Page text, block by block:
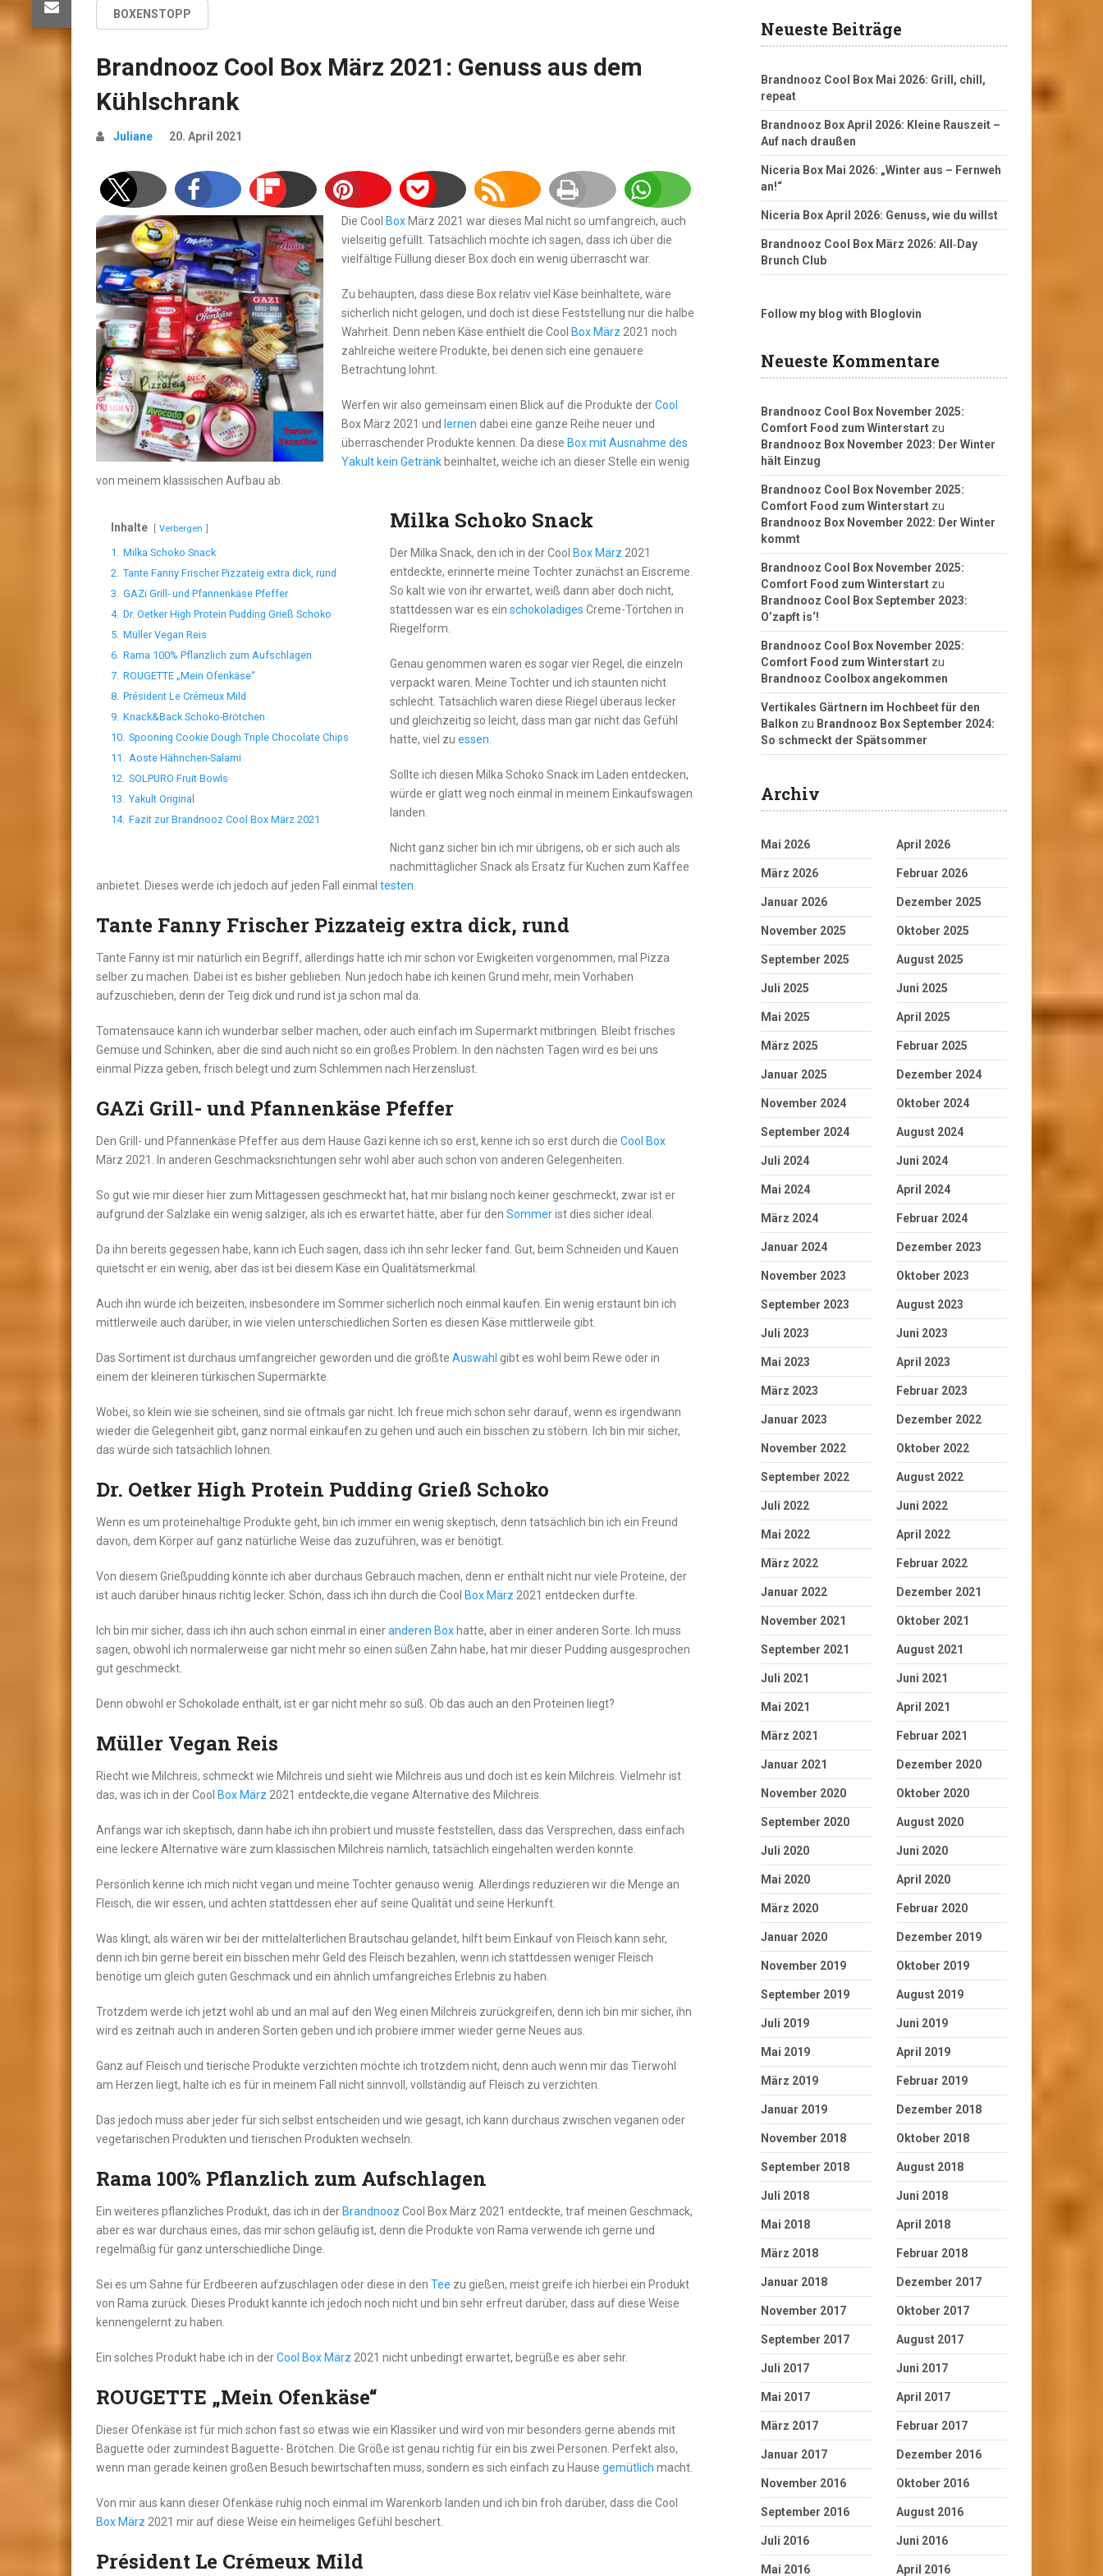
BOXENSTOPP
Brandnooz Cool Box März 2021: Genuss aus dem
Kühlschrank
Juliane 20. April 2021
Die Cool BoxMärz 2021 war dieses Mal nicht so umfangreich, auch
vielseitig gefüllt. Tatsächlich möchte ich sagen, dass ich über die
vielfältige Füllung dieser Box doch ein wenig überrascht war.
Zu behaupten, dass diese Box relativ viel Käse beinhaltete, wäre
sicherlich nicht gelogen, und doch ist diese Feststellung nur die halbe
Wahrheit. Denn neben Käse enthielt die Cool Box März 2021 noch
zahlreiche weitere Produkte, bei denen sich eine genauere
Betrachtung lohnt.
Werfen wir also gemeinsam einen Blick auf die Produkte derCool
Box März 2021 und lernen dabei eine ganze Reihe neuer und
überraschender Produkte kennen. Da diese Box mit Ausnahme des
Yakult kein Getränkbeinhaltet, weiche ich an dieser Stelle ein wenig
von meinem klassischen Aufbau ab.
Inhalte Verbergen
1. Milka Schoko Snack
2. Tante Fanny Frischer Pizzateig extra dick, rund
3. GAZi Grill- und Pfannenkäse Pfeffer
4. Dr. Oetker High Protein Pudding Grieß Schoko
5. Müller Vegan Reis
6. Rama 100% Pflanzlich zum Aufschlagen
7. ROUGETTE „Mein Ofenkäse“
8. Président Le Crémeux Mild
9. Knack&Back Schoko-Brötchen
10. Spooning Cookie Dough Triple Chocolate Chips
11. Aoste Hähnchen-Salami
12. SOLPURO Fruit Bowls
13. Yakult Original
14. Fazit zur Brandnooz Cool Box März 2021
Milka Schoko Snack
Der Milka Snack, den ich in der Cool Box März 2021
entdeckte, erinnerte meine Tochter zunächst an Eiscreme.
So kalt wie von ihr erwartet, weiß dann aber doch nicht,
stattdessen war es ein schokoladiges Creme-Törtchen in
Riegelform.
Genau genommen waren es sogar vier Regel, die einzeln
verpackt waren. Meine Tochter und ich staunten nicht
schlecht. Tatsächlich waren diese Riegel überaus lecker
und gleichzeitig so leicht, dass man gar nicht das Gefühl
hatte, viel zu essen
Sollte ich diesen Milka Schoko Snack im Laden entdecken,
würde er glatt weg noch einmal in meinem Einkaufswagen
landen.
Nicht ganz sicher bin ich mir übrigens, ob er sich auch als
nachmittäglicher Snack als Ersatz für Kuchen zum Kaffee
anbietet. Dieses werde ich jedoch auf jeden Fall einmal testen
Tante Fanny Frischer Pizzateig extra dick, rund
Tante Fanny ist mir natürlich ein Begriff, allerdings hatte ich mir schon vor Ewigkeiten vorgenommen, mal Pizza
selber zu machen. Dabei ist es bisher geblieben. Nun jedoch habe ich keinen Grund mehr, mein Vorhaben
aufzuschieben, denn der Teig dick und rund ist ja schon mal da.
Tomatensauce kann ich wunderbar selber machen, oder auch einfach im Supermarkt mitbringen. Bleibt frisches
Gemüse und Schinken, aber die sind auch nicht so ein großes Problem. In den nächsten Tagen wird es bei uns
einmal Pizza geben, frisch belegt und zum Schlemmen nach Herzenslust.
GAZi Grill- und Pfannenkäse Pfeffer
Den Grill- und Pfannenkäse Pfeffer aus dem Hause Gazi kenne ich so erst, kenne ich so erst durch die Cool Box
März 2021. In anderen Geschmacksrichtungen sehr wohl aber auch schon von anderen Gelegenheiten.
So gut wie mir dieser hier zum Mittagessen geschmeckt hat, hat mir bislang noch keiner geschmeckt, zwar ist er
aufgrund der Salzlake ein wenig salziger, als ich es erwartet hätte, aber für den Sommerist dies sicher ideal.
Da ihn bereits gegessen habe, kann ich Euch sagen, dass ich ihn sehr lecker fand. Gut, beim Schneiden und Kauen
quietscht er ein wenig, aber das ist bei diesem Käse ein Qualitätsmerkmal.
Auch ihn würde ich beizeiten, insbesondere im Sommer sicherlich noch einmal kaufen. Ein wenig erstaunt bin ich
mittlerweile auch darüber, in wie vielen unterschiedlichen Sorten es diesen Käse mittlerweile gibt.
Das Sortiment ist durchaus umfangreicher geworden und die größte Auswahl gibt es wohl beim Rewe oder in
einem der kleineren türkischen Supermärkte.
Wobei, so klein wie sie scheinen, sind sie oftmals gar nicht. Ich freue mich schon sehr darauf, wenn es irgendwann
wieder die Gelegenheit gibt, ganz normal einkaufen zu gehen und auch ein bisschen zu stöbern. Ich bin mir sicher,
das würde sich tatsächlich lohnen.
Dr. Oetker High Protein Pudding Grieß Schoko
Wenn es um proteinehaltige Produkte geht, bin ich immer ein wenig skeptisch, denn tatsächlich bin ich ein Freund
davon, dem Körper auf ganz natürliche Weise das zuzuführen, was er benötigt.
Von diesem Grießpudding könnte ich aber durchaus Gebrauch machen, denn er enthält nicht nur viele Proteine, der
ist auch darüber hinaus richtig lecker. Schön, dass ich ihn durch die Cool Box März 2021 entdecken durfte.
Ich bin mir sicher, dass ich ihn auch schon einmal in eineranderen Box hatte, aber in einer anderen Sorte. Ich muss
sagen, obwohl ich normalerweise gar nicht mehr so einen süßen Zahn habe, hat mir dieser Pudding ausgesprochen
gut geschmeckt.
Denn obwohl er Schokolade enthält, ist er gar nicht mehr so süß. Ob das auch an den Proteinen liegt?
Müller Vegan Reis
Riecht wie Milchreis, schmeckt wie Milchreis und sieht wie Milchreis aus und doch ist es kein Milchreis. Vielmehr ist
das, was ich in der Cool Box März 2021 entdeckte,die vegane Alternative des Milchreis.
Anfangs war ich skeptisch, dann habe ich ihn probiert und musste feststellen, dass das Versprechen, dass einfach
eine leckere Alternative wäre zum klassischen Milchreis nämlich, tatsächlich eingehalten werden konnte.
Persönlich kenne ich mich nicht vegan und meine Tochter genauso wenig. Allerdings reduzieren wir die Menge an
Fleisch, die wir essen, und achten stattdessen eher auf seine Qualität und seine Herkunft.
Was klingt, als wären wir bei der mittelalterlichen Brautschau gelandet, hilft beim Einkauf von Fleisch kann sehr,
denn ich bin gerne bereit ein bisschen mehr Geld des Fleisch bezahlen, wenn ich stattdessen weniger Fleisch
benötige um gleich guten Geschmack und ein ähnlich umfangreiches Erlebnis zu haben.
Trotzdem werde ich jetzt wohl ab und an mal auf den Weg einen Milchreis zurückgreifen, denn ich bin mir sicher, ihn
wird es zeitnah auch in anderen Sorten geben und ich probiere immer wieder gerne Neues aus.
Ganz auf Fleisch und tierische Produkte verzichten möchte ich trotzdem nicht, denn auch wenn mir das Tierwohl
am Herzen liegt, halte ich es für in meinem Fall nicht sinnvoll, vollständig auf Fleisch zu verzichten.
Das jedoch muss aber jeder für sich selbst entscheiden und wie gesagt, ich kann durchaus zwischen veganen oder
vegetarischen Produkten und tierischen Produkten wechseln.
Rama 100% Pflanzlich zum Aufschlagen
Ein weiteres pflanzliches Produkt, das ich in der Brandnooz Cool Box März 2021 entdeckte, traf meinen Geschmack,
aber es war durchaus eines, das mir schon geläufig ist, denn die Produkte von Rama verwende ich gerne und
regelmäßig für ganz unterschiedliche Dinge.
Sei es um Sahne für Erdbeeren aufzuschlagen oder diese in den Tee zu gießen, meist greife ich hierbei ein Produkt
von Rama zurück. Dieses Produkt kannte ich jedoch noch nicht und bin sehr erfreut darüber, dass auf diese Weise
kennengelernt zu haben.
Ein solches Produkt habe ich in derCool Box März 2021 nicht unbedingt erwartet, begrüße es aber sehr.
ROUGETTE „Mein Ofenkäse“
Dieser Ofenkäse ist für mich schon fast so etwas wie ein Klassiker und wird von mir besonders gerne abends mit
Baguette oder zumindest Baguette- Brötchen. Die Größe ist genau richtig für ein bis zwei Personen. Perfekt also,
wenn man gerade keinen großen Besuch bewirtschaften muss, sondern es sich einfach zu Hause gemütlich macht.
Von mir aus kann dieser Ofenkäse ruhig noch einmal im Warenkorb landen und ich bin froh darüber, dass die Cool
Box März 2021 mir auf diese Weise ein heimeliges Gefühl beschert.
Président Le Crémeux Mild
Neueste Beiträge
Brandnooz Cool Box Mai 2026: Grill, chill,
repeat
Brandnooz Box April 2026: Kleine Rauszeit –
Auf nach draußen
Niceria Box Mai 2026: „Winter aus – Fernweh
an!“
Niceria Box April 2026: Genuss, wie du willst
Brandnooz Cool Box März 2026: All‑Day
Brunch Club
Follow my blog with Bloglovin
Neueste Kommentare
Brandnooz Cool Box November 2025:
Comfort Food zum Winterstart zu
Brandnooz Box November 2023: Der Winter
hält Einzug
Brandnooz Cool Box November 2025:
Comfort Food zum Winterstart zu
Brandnooz Box November 2022: Der Winter
kommt
Brandnooz Cool Box November 2025:
Comfort Food zum Winterstart zu
Brandnooz Cool Box September 2023:
O’zapft is‘!
Brandnooz Cool Box November 2025:
Comfort Food zum Winterstart zu
Brandnooz Coolbox angekommen
Vertikales Gärtnern im Hochbeet für den
Balkon zu Brandnooz Box September 2024:
So schmeckt der Spätsommer
Archiv
Mai 2026 April 2026
März 2026 Februar 2026
Januar 2026 Dezember 2025
November 2025 Oktober 2025
September 2025 August 2025
Juli 2025 Juni 2025
Mai 2025 April 2025
März 2025 Februar 2025
Januar 2025 Dezember 2024
November 2024 Oktober 2024
September 2024 August 2024
Juli 2024 Juni 2024
Mai 2024 April 2024
März 2024 Februar 2024
Januar 2024 Dezember 2023
November 2023 Oktober 2023
September 2023 August 2023
Juli 2023 Juni 2023
Mai 2023 April 2023
März 2023 Februar 2023
Januar 2023 Dezember 2022
November 2022 Oktober 2022
September 2022 August 2022
Juli 2022 Juni 2022
Mai 2022 April 2022
März 2022 Februar 2022
Januar 2022 Dezember 2021
November 2021 Oktober 2021
September 2021 August 2021
Juli 2021 Juni 2021
Mai 2021 April 2021
März 2021 Februar 2021
Januar 2021 Dezember 2020
November 2020 Oktober 2020
September 2020 August 2020
Juli 2020 Juni 2020
Mai 2020 April 2020
März 2020 Februar 2020
Januar 2020 Dezember 2019
November 2019 Oktober 2019
September 2019 August 2019
Juli 2019 Juni 2019
Mai 2019 April 2019
März 2019 Februar 2019
Januar 2019 Dezember 2018
November 2018 Oktober 2018
September 2018 August 2018
Juli 2018 Juni 2018
Mai 2018 April 2018
März 2018 Februar 2018
Januar 2018 Dezember 2017
November 2017 Oktober 2017
September 2017 August 2017
Juli 2017 Juni 2017
Mai 2017 April 2017
März 2017 Februar 2017
Januar 2017 Dezember 2016
November 2016 Oktober 2016
September 2016 August 2016
Juli 2016 Juni 2016
Mai 2016 April 2016